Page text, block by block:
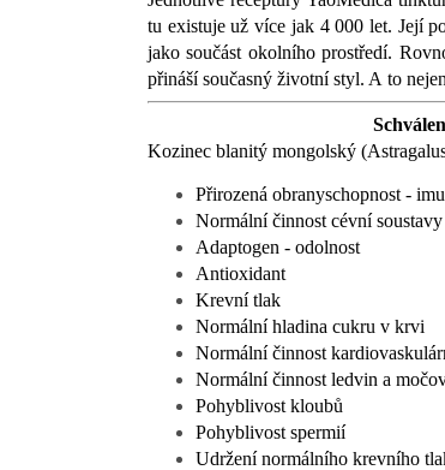
tu existuje už více jak 4 000 let. Její
jako součást okolního prostředí.
přináší současný životní styl. A to
Kozinec blanitý mongolský
Přirozená obranyschopnost -
Normální činnost cévní soustavy
Adaptogen - odolnost
Antioxidant
Krevní tlak
Normální hladina cukru v krvi
Normální činnost
Normální činnost ledvin a
Pohyblivost kloubů
Pohyblivost spermií
Udržení normálního krevního